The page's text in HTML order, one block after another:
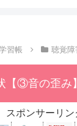
習帳 聴覚障
【③音の歪み
スポンサーリン